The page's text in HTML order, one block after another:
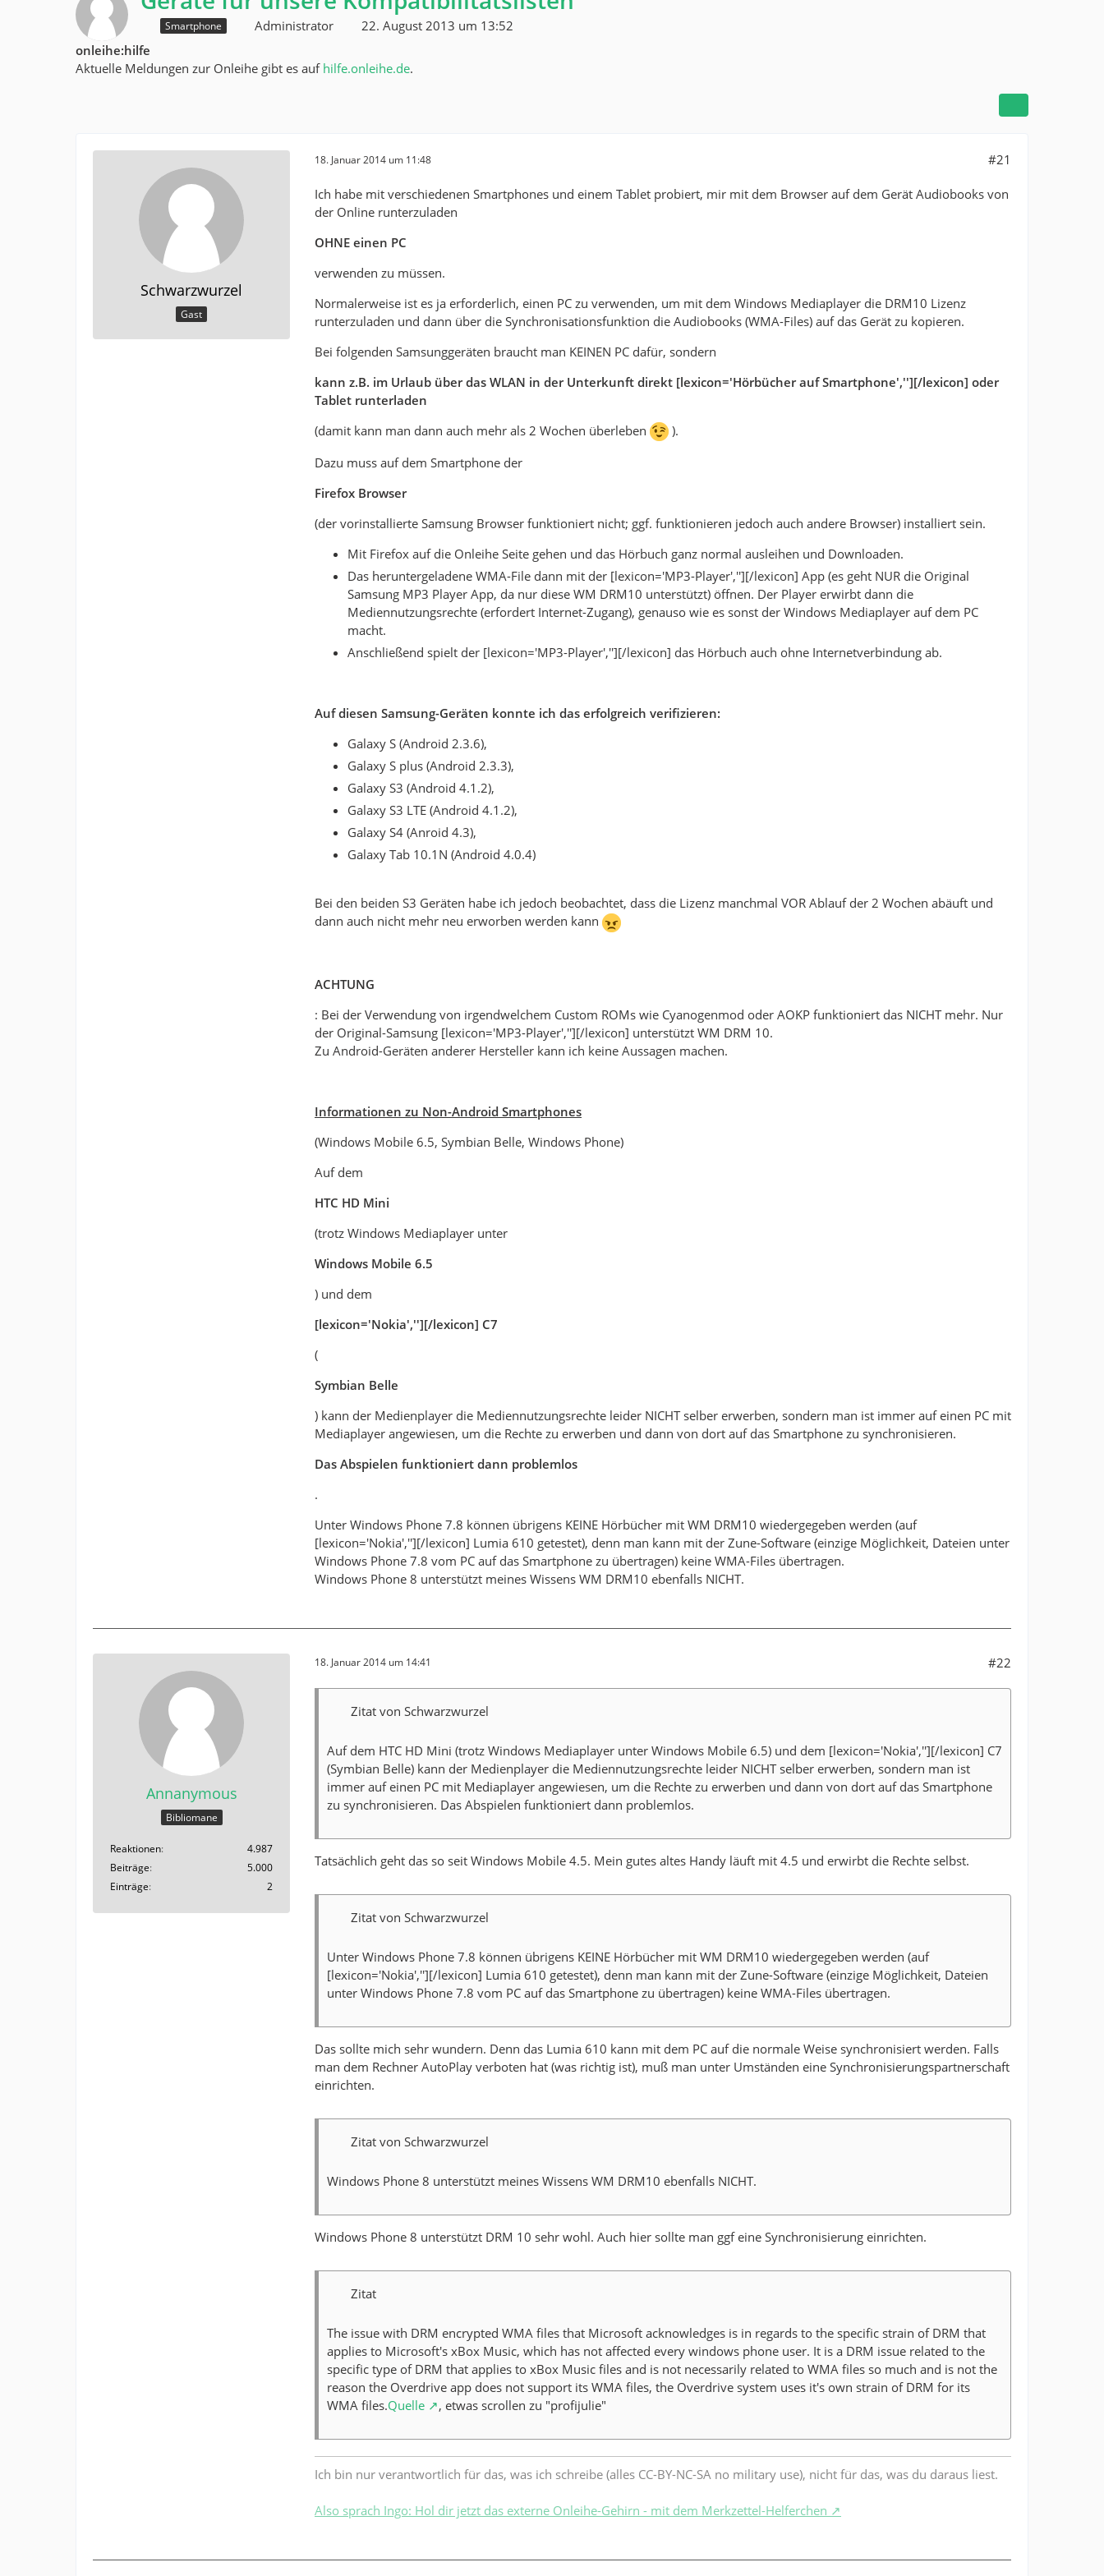
Smartphone Administrator
22. August 2013 um 13:52
onleihe:hilfe
Aktuelle Meldungen zur Onleihe gibt es auf hilfe.onleihe.de.
Schwarzwurzel
Gast
18. Januar 2014 um 11:48 #21
Ich habe mit verschiedenen Smartphones und einem Tablet probiert, mir mit dem Browser auf dem Gerät Audiobooks von
der Online runterzuladen
OHNE einen PC
verwenden zu müssen.
Normalerweise ist es ja erforderlich, einen PC zu verwenden, um mit dem Windows Mediaplayer die DRM10 Lizenz
runterzuladen und dann über die Synchronisationsfunktion die Audiobooks (WMA-Files) auf das Gerät zu kopieren.
Bei folgenden Samsunggeräten braucht man KEINEN PC dafür, sondern
kann z.B. im Urlaub über das WLAN in der Unterkunft direkt [lexicon='Hörbücher auf Smartphone',''][/lexicon] oder
Tablet runterladen
(damit kann man dann auch mehr als 2 Wochen überleben
).
Dazu muss auf dem Smartphone der
Firefox Browser
(der vorinstallierte Samsung Browser funktioniert nicht; ggf. funktionieren jedoch auch andere Browser) installiert sein.
Mit Firefox auf die Onleihe Seite gehen und das Hörbuch ganz normal ausleihen und Downloaden.
Das heruntergeladene WMA-File dann mit der [lexicon='MP3-Player',''][/lexicon] App (es geht NUR die Original
Samsung MP3 Player App, da nur diese WM DRM10 unterstützt) öffnen. Der Player erwirbt dann die
Mediennutzungsrechte (erfordert Internet-Zugang), genauso wie es sonst der Windows Mediaplayer auf dem PC
macht.
Anschließend spielt der [lexicon='MP3-Player',''][/lexicon] das Hörbuch auch ohne Internetverbindung ab.
Auf diesen Samsung-Geräten konnte ich das erfolgreich verifizieren:
Galaxy S (Android 2.3.6),
Galaxy S plus (Android 2.3.3),
Galaxy S3 (Android 4.1.2),
Galaxy S3 LTE (Android 4.1.2),
Galaxy S4 (Anroid 4.3),
Galaxy Tab 10.1N (Android 4.0.4)
Bei den beiden S3 Geräten habe ich jedoch beobachtet, dass die Lizenz manchmal VOR Ablauf der 2 Wochen abäuft und
dann auch nicht mehr neu erworben werden kann
ACHTUNG
: Bei der Verwendung von irgendwelchem Custom ROMs wie Cyanogenmod oder AOKP funktioniert das NICHT mehr. Nur
der Original-Samsung [lexicon='MP3-Player',''][/lexicon] unterstützt WM DRM 10.
Zu Android-Geräten anderer Hersteller kann ich keine Aussagen machen.
Informationen zu Non-Android Smartphones
(Windows Mobile 6.5, Symbian Belle, Windows Phone)
Auf dem
HTC HD Mini
(trotz Windows Mediaplayer unter
Windows Mobile 6.5
) und dem
[lexicon='Nokia',''][/lexicon] C7
(
Symbian Belle
) kann der Medienplayer die Mediennutzungsrechte leider NICHT selber erwerben, sondern man ist immer auf einen PC mit
Mediaplayer angewiesen, um die Rechte zu erwerben und dann von dort auf das Smartphone zu synchronisieren.
Das Abspielen funktioniert dann problemlos
.
Unter Windows Phone 7.8 können übrigens KEINE Hörbücher mit WM DRM10 wiedergegeben werden (auf
[lexicon='Nokia',''][/lexicon] Lumia 610 getestet), denn man kann mit der Zune-Software (einzige Möglichkeit, Dateien unter
Windows Phone 7.8 vom PC auf das Smartphone zu übertragen) keine WMA-Files übertragen.
Windows Phone 8 unterstützt meines Wissens WM DRM10 ebenfalls NICHT.
Annanymous
Bibliomane
Reaktionen
4.987
Beiträge
5.000
Einträge
2
18. Januar 2014 um 14:41 #22
Zitat von Schwarzwurzel
Auf dem HTC HD Mini (trotz Windows Mediaplayer unter Windows Mobile 6.5) und dem [lexicon='Nokia',''][/lexicon] C7
(Symbian Belle) kann der Medienplayer die Mediennutzungsrechte leider NICHT selber erwerben, sondern man ist
immer auf einen PC mit Mediaplayer angewiesen, um die Rechte zu erwerben und dann von dort auf das Smartphone
zu synchronisieren. Das Abspielen funktioniert dann problemlos.
Tatsächlich geht das so seit Windows Mobile 4.5. Mein gutes altes Handy läuft mit 4.5 und erwirbt die Rechte selbst.
Zitat von Schwarzwurzel
Unter Windows Phone 7.8 können übrigens KEINE Hörbücher mit WM DRM10 wiedergegeben werden (auf
[lexicon='Nokia',''][/lexicon] Lumia 610 getestet), denn man kann mit der Zune-Software (einzige Möglichkeit, Dateien
unter Windows Phone 7.8 vom PC auf das Smartphone zu übertragen) keine WMA-Files übertragen.
Das sollte mich sehr wundern. Denn das Lumia 610 kann mit dem PC auf die normale Weise synchronisiert werden. Falls
man dem Rechner AutoPlay verboten hat (was richtig ist), muß man unter Umständen eine Synchronisierungspartnerschaft
einrichten.
Zitat von Schwarzwurzel
Windows Phone 8 unterstützt meines Wissens WM DRM10 ebenfalls NICHT.
Windows Phone 8 unterstützt DRM 10 sehr wohl. Auch hier sollte man ggf eine Synchronisierung einrichten.
Zitat
The issue with DRM encrypted WMA files that Microsoft acknowledges is in regards to the specific strain of DRM that
applies to Microsoft's xBox Music, which has not affected every windows phone user. It is a DRM issue related to the
specific type of DRM that applies to xBox Music files and is not necessarily related to WMA files so much and is not the
reason the Overdrive app does not support its WMA files, the Overdrive system uses it's own strain of DRM for its
WMA files.Quelle , etwas scrollen zu "profijulie"
Ich bin nur verantwortlich für das, was ich schreibe (alles CC-BY-NC-SA no military use), nicht für das, was du daraus liest.
Also sprach Ingo: Hol dir jetzt das externe Onleihe-Gehirn - mit dem Merkzettel-Helferchen